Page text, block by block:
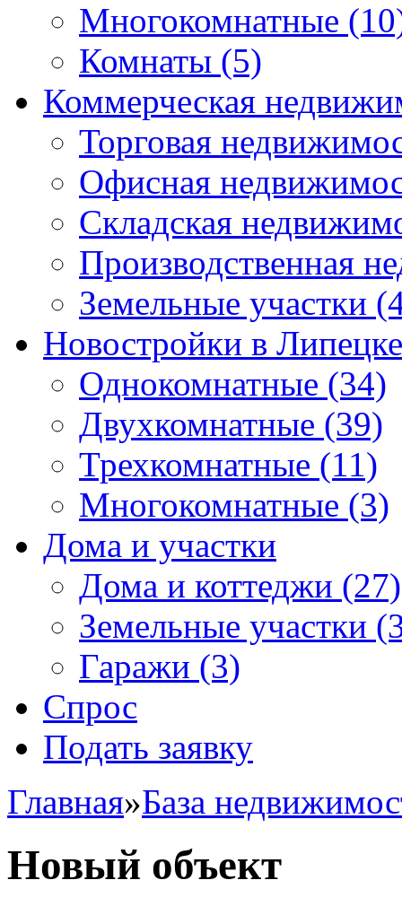
Многокомнатные
Комнаты (5)
Коммерческая
Торговая
Офисная
Складская
Производственная
Земельные участки
Новостройки в Липецке
Однокомнатные (34)
Двухкомнатные (39)
Трехкомнатные (11)
Многокомнатные (3)
Дома и участки
Дома и коттеджи (27)
Земельные участки
Гаражи (3)
Спрос
Подать заявку
Главная»База
Новый объект